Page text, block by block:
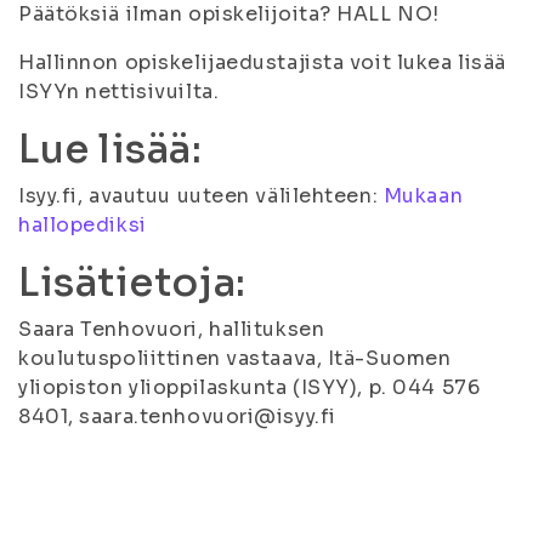
Päätöksiä ilman opiskelijoita? HALL NO!
Hallinnon opiskelijaedustajista voit lukea lisää
ISYYn nettisivuilta.
Lue lisää:
Isyy.fi, avautuu uuteen välilehteen: Mukaan
hallopediksi
Lisätietoja:
Saara Tenhovuori, hallituksen
koulutuspoliittinen vastaava, Itä-Suomen
yliopiston ylioppilaskunta (ISYY), p. 044 576
8401, saara.tenhovuori@isyy.fi